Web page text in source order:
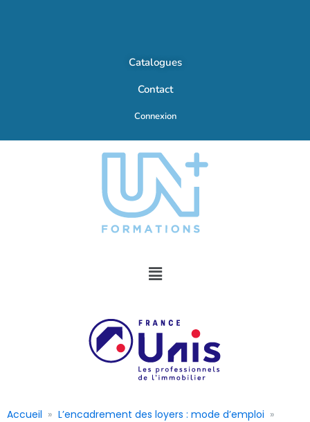
Catalogues
Contact
Connexion
Accueil
L’encadrement des loyers : mode d’emploi